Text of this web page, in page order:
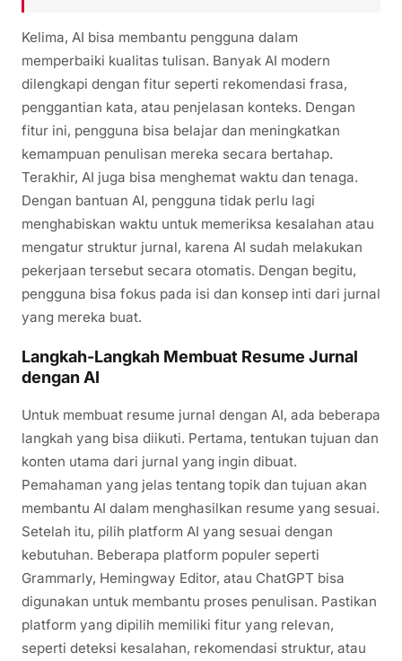
Kelima, AI bisa membantu pengguna dalam
memperbaiki kualitas tulisan. Banyak AI modern
dilengkapi dengan fitur seperti rekomendasi frasa,
penggantian kata, atau penjelasan konteks. Dengan
fitur ini, pengguna bisa belajar dan meningkatkan
kemampuan penulisan mereka secara bertahap.
Terakhir, AI juga bisa menghemat waktu dan tenaga.
Dengan bantuan AI, pengguna tidak perlu lagi
menghabiskan waktu untuk memeriksa kesalahan atau
mengatur struktur jurnal, karena AI sudah melakukan
pekerjaan tersebut secara otomatis. Dengan begitu,
pengguna bisa fokus pada isi dan konsep inti dari jurnal
yang mereka buat.
Langkah-Langkah Membuat Resume Jurnal
dengan AI
Untuk membuat resume jurnal dengan AI, ada beberapa
langkah yang bisa diikuti. Pertama, tentukan tujuan dan
konten utama dari jurnal yang ingin dibuat.
Pemahaman yang jelas tentang topik dan tujuan akan
membantu AI dalam menghasilkan resume yang sesuai.
Setelah itu, pilih platform AI yang sesuai dengan
kebutuhan. Beberapa platform populer seperti
Grammarly, Hemingway Editor, atau ChatGPT bisa
digunakan untuk membantu proses penulisan. Pastikan
platform yang dipilih memiliki fitur yang relevan,
seperti deteksi kesalahan, rekomendasi struktur, atau